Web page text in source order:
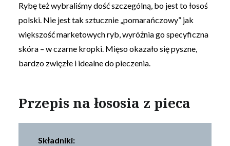
Rybę też wybraliśmy dość szczególną, bo jest to łosoś
polski. Nie jest tak sztucznie „pomarańczowy” jak
większość marketowych ryb, wyróżnia go specyficzna
skóra – w czarne kropki. Mięso okazało się pyszne,
bardzo zwięzłe i idealne do pieczenia.
Przepis na łososia z pieca
Składniki: